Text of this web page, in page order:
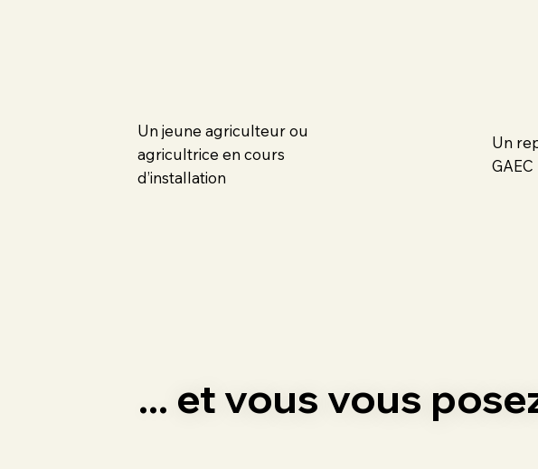
Un jeune agriculteur ou
agricultrice en cours
d’installation
Un
GAEC
... et vous vous